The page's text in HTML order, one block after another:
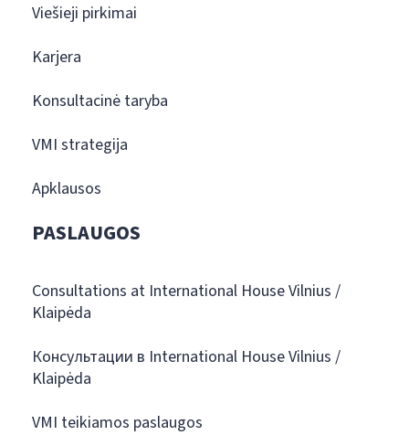
Viešieji pirkimai
Karjera
Konsultacinė taryba
VMI strategija
Apklausos
PASLAUGOS
Consultations at International House Vilnius /
Klaipėda
Консультации в International House Vilnius /
Klaipėda
VMI teikiamos paslaugos